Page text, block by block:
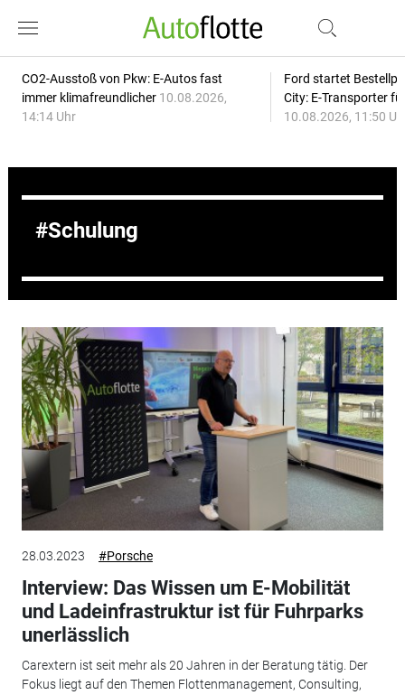
CO2-Ausstoß von Pkw: E-Autos fast
immer klimafreundlicher 10.08.2026,
14:14 Uhr
Ford startet
City: E-Transporter
10.08.2026, 11:50
Schulung
28.03.2023 #Porsche
Interview: Das Wissen um E-Mobilität
und Ladeinfrastruktur ist für Fuhrparks
unerlässlich
Carextern ist seit mehr als 20 Jahren in der Beratung tätig. Der
Fokus liegt auf den Themen Flottenmanagement, Consulting,